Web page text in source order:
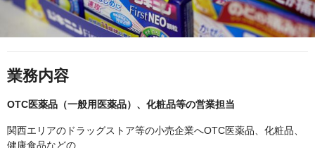
業務内容
OTC医薬品（一般用医薬品）、化粧品等の営業担当
関西エリアのドラッグストア等の小売企業へOTC医薬品、化粧品、
健康食品などの